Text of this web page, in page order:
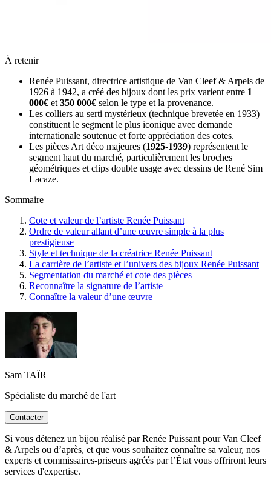
À retenir
Renée Puissant, directrice artistique de Van Cleef & Arpels de
1926 à 1942, a créé des bijoux dont les prix varient entre 1
000€ et 350 000€ selon le type et la provenance.
Les colliers au serti mystérieux (technique brevetée en 1933)
constituent le segment le plus iconique avec demande
internationale soutenue et forte appréciation des cotes.
Les pièces Art déco majeures (1925-1939) représentent le
segment haut du marché, particulièrement les broches
géométriques et clips double usage avec dessins de René Sim
Lacaze.
Sommaire
Cote et valeur de l’artiste Renée Puissant
Ordre de valeur allant d’une œuvre simple à la plus
prestigieuse
Style et technique de la créatrice Renée Puissant
La carrière de l’artiste et l’univers des bijoux Renée Puissant
Segmentation du marché et cote des pièces
Reconnaître la signature de l’artiste
Connaître la valeur d’une œuvre
Sam TAÏR
Spécialiste du marché de l'art
Contacter
Si vous détenez un bijou réalisé par Renée Puissant pour Van Cleef
& Arpels ou d’après, et que vous souhaitez connaître sa valeur, nos
experts et commissaires-priseurs agréés par l’État vous offriront leurs
services d'expertise.